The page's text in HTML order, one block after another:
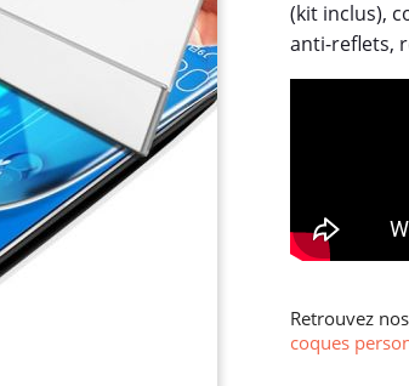
(kit inclus),
anti-reflets,
Retrouvez
coques